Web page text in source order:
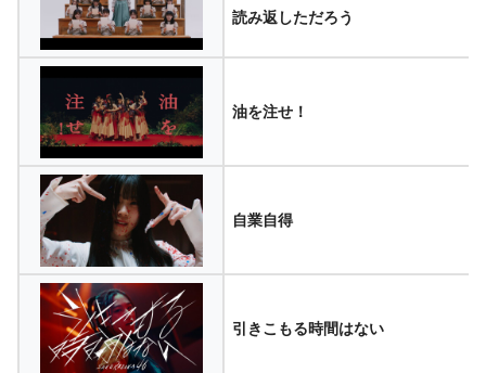
読み返しただろう
油を注せ！
自業自得
引きこもる時間はない